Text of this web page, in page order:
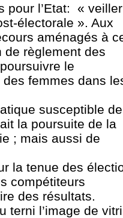
pour l’Etat: «
électorale ». Aux
aménagés à
de règlement des
le
femmes dans
susceptible de
la poursuite de la
; mais aussi de
la tenue des
compétiteurs
des résultats.
terni l’image de